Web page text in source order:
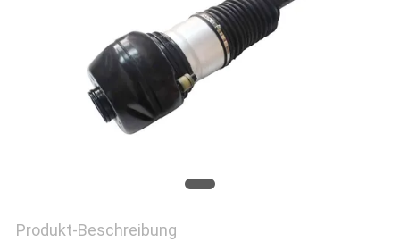
Produkt-Beschreibung